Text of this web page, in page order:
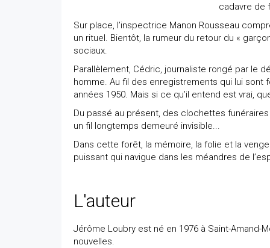
cadavre de
Sur place, l’inspectrice Manon Rousseau
un rituel. Bientôt, la rumeur du retour du «
sociaux.
Parallèlement, Cédric, journaliste rongé par le
homme. Au fil des enregistrements qui lui sont
années 1950. Mais si ce qu’il entend est vrai,
Du passé au présent, des clochettes
un fil longtemps demeuré invisible...
Dans cette forêt, la mémoire, la folie et la
puissant qui navigue dans les méandres de
L'auteur
Jérôme Loubry est né en 1976 à Saint-Amand-
nouvelles.